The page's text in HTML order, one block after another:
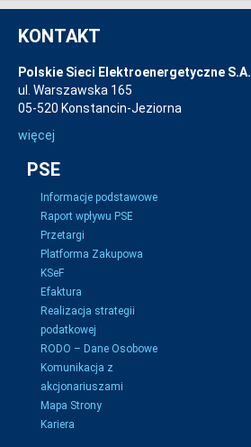
KONTAKT
Polskie Sieci Elektroenergetyczne S.A.
ul. Warszawska 165
05-520 Konstancin-Jeziorna
więcej
PSE
Informacje podstawowe
Raport wpływu PSE
Przetargi
Platforma Zakupowa
KSeF
Efaktura
Realizacja strategii
podatkowej
RODO – Dane Osobowe
Komunikacja z
akcjonariuszami
Mapa Strony
Kariera